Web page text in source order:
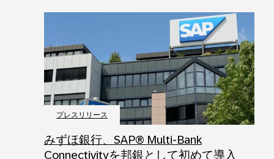
プレスリリース
みずほ銀行、SAP® Multi‑Bank
Connectivityを邦銀として初めて導入